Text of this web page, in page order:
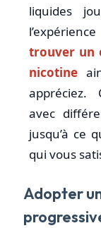
liquides
trouver un
nicotine
appréciez.
avec
jusqu’à ce
qui vous
Adopter